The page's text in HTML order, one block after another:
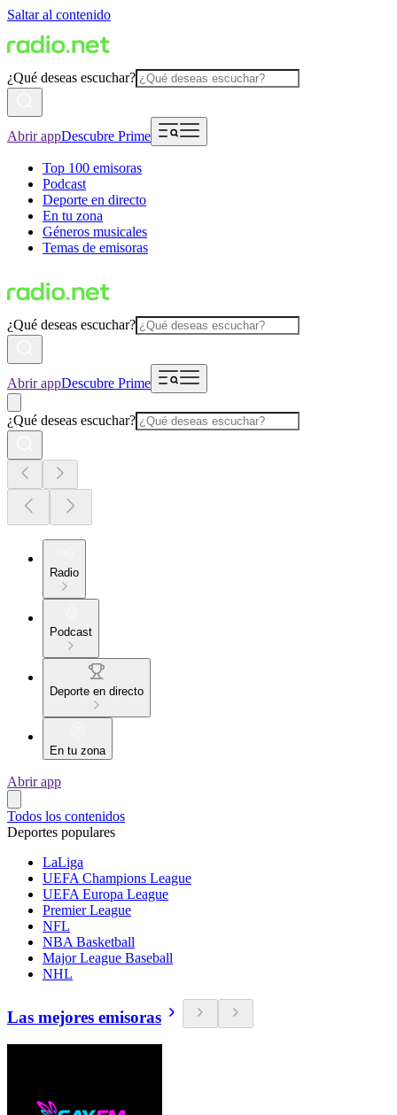
Saltar al contenido
¿Qué deseas escuchar?
Abrir appDescubre Prime
Top 100 emisoras
Podcast
Deporte en directo
En tu zona
Géneros musicales
Temas de emisoras
¿Qué deseas escuchar?
Abrir appDescubre Prime
¿Qué deseas escuchar?
Radio
Podcast
Deporte en directo
En tu zona
Abrir app
Todos los contenidos
Deportes populares
LaLiga
UEFA Champions League
UEFA Europa League
Premier League
NFL
NBA Basketball
Major League Baseball
NHL
Las mejores emisoras